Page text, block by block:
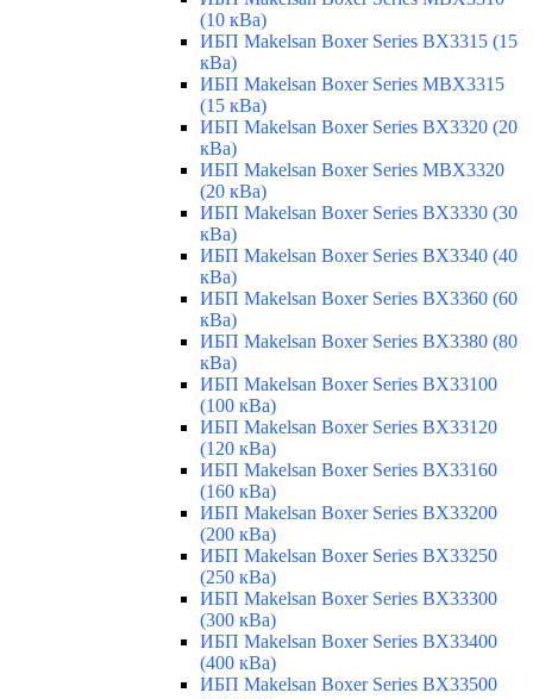
(10 кВа)
ИБП Makelsan Boxer Series BX3315 (15
кВа)
ИБП Makelsan Boxer Series MBX3315
(15 кВа)
ИБП Makelsan Boxer Series BX3320 (20
кВа)
ИБП Makelsan Boxer Series MBX3320
(20 кВа)
ИБП Makelsan Boxer Series BX3330 (30
кВа)
ИБП Makelsan Boxer Series BX3340 (40
кВа)
ИБП Makelsan Boxer Series BX3360 (60
кВа)
ИБП Makelsan Boxer Series BX3380 (80
кВа)
ИБП Makelsan Boxer Series BX33100
(100 кВа)
ИБП Makelsan Boxer Series BX33120
(120 кВа)
ИБП Makelsan Boxer Series BX33160
(160 кВа)
ИБП Makelsan Boxer Series BX33200
(200 кВа)
ИБП Makelsan Boxer Series BX33250
(250 кВа)
ИБП Makelsan Boxer Series BX33300
(300 кВа)
ИБП Makelsan Boxer Series BX33400
(400 кВа)
ИБП Makelsan Boxer Series BX33500